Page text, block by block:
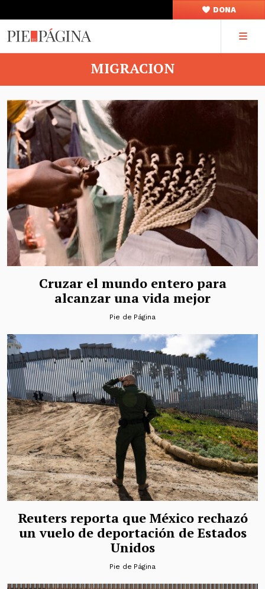
DONA
MIGRACION
Cruzar el mundo entero para
alcanzar una vida mejor
Pie de Página
Reuters reporta que México rechazó
un vuelo de deportación de Estados
Unidos
Pie de Página